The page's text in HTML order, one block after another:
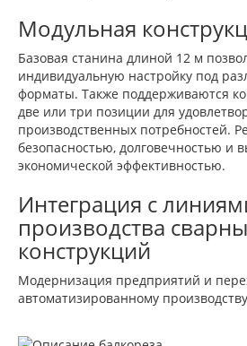
Модульная
Базовая станина длиной 12 м
индивидуальную настройку под
форматы. Также поддерживаются
две или три позиции для
производственных потребностей.
безопасностью, долговечностью и
экономической эффективностью.
Интеграция с
производства
конструкций
Модернизация предприятий и
автоматизированному